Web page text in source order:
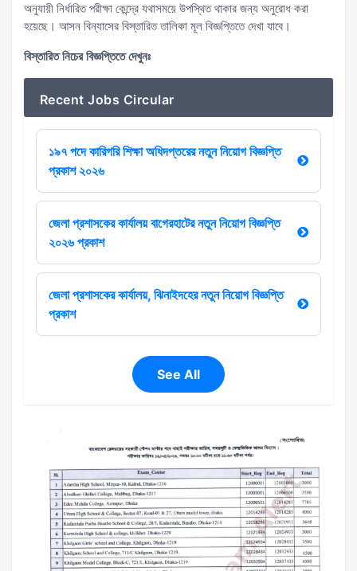
অনুযায়ী নির্ধারিত পরীক্ষা কেন্দ্রে যথাসময়ে উপস্থিত থাকার জন্য অনুরোধ করা
হয়েছে। আসন বিন্যাসের বিস্তারিত তালিকা মূল বিজ্ঞপ্তিতে দেখা যাবে।
বিস্তারিত নিচের বিজ্ঞপ্তিতে দেখুনঃ
Recent Jobs Circular
১৯৭ পদে কারিগরি শিক্ষা অধিদপ্তরের নতুন নিয়োগ বিজ্ঞপ্তি
প্রকাশ ২০২৬
জেলা প্রশাসকের কার্যালয় বাগেরহাটের নতুন নিয়োগ বিজ্ঞপ্তি
২০২৬ প্রকাশ
জেলা প্রশাসকের কার্যালয়, ঝিনাইদহের নতুন নিয়োগ বিজ্ঞপ্তি
প্রকাশ
See All